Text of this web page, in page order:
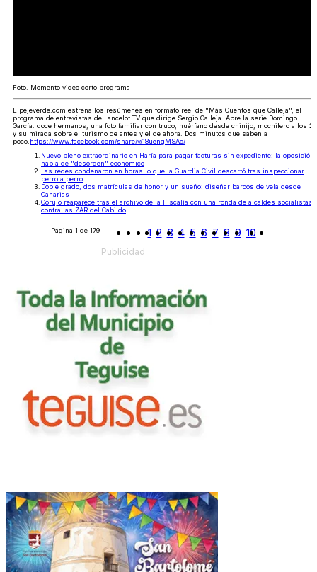
Foto. Momento video corto programa
Elpejeverde.com estrena los resúmenes en formato reel de "Más Cuentos que Calleja", el
programa de entrevistas de Lancelot TV que dirige Sergio Calleja. Abre la serie Domingo
García: doce hermanos, una foto familiar con truco, huérfano desde chinijo, mochilero a los 21
y su mirada sobre el turismo de antes y el de ahora. Dos minutos que saben a
poco. https://www.facebook.com/share/v/18uengMSAo/
Nuevo pleno extraordinario en Haría para pagar facturas sin expediente: la oposición
habla de "desorden" económico
Las redes condenaron en horas lo que la Guardia Civil descartó tras inspeccionar
perro a perro
Doble grado, dos matrículas de honor y un sueño: diseñar barcos de vela desde
Canarias
Corujo reaparece tras el archivo de la Fiscalía con una ronda de alcaldes socialistas
contra las ZAR del Cabildo
Página 1 de 179 1 2 3 4 5 6 7 8 9 10
Publicidad